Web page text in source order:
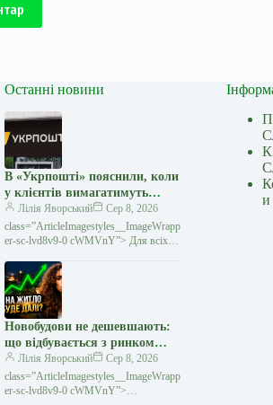
Останні новини
В «Укрпошті» пояснили, коли
у клієнтів вимагатимуть
податковий номер
Лілія Яворський
Сер 8, 2026
class=”ArticleImagestyles__ImageWrapp
er-sc-lvd8v9-0 cWMVnY”> Для всіх
вказувати податковий номер
незалежно від сумиУкрпошта
Новобудови не дешевшають:
що відбувається з ринком
житла
Лілія Яворський
Сер 8, 2026
class=”ArticleImagestyles__ImageWrapp
er-sc-lvd8v9-0 cWMVnY”>
и